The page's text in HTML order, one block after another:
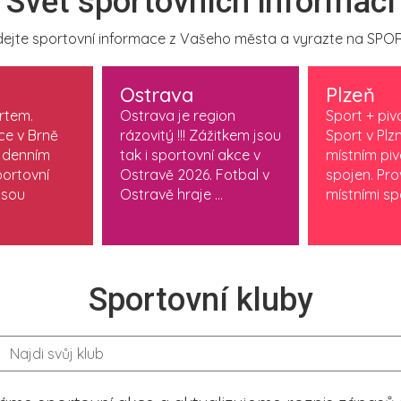
sportovní informace z Vašeho města a vyrazte na
v Brně
Ostrava
Ostrava je region
rázovitý !!! Zážitkem jsou
tak i sportovní akce v
Ostravě 2026. Fotbal v
Ostravě hraje ...
Plzeň
Sport +
Sport v
místním
spojen.
místními
Sportovní kluby